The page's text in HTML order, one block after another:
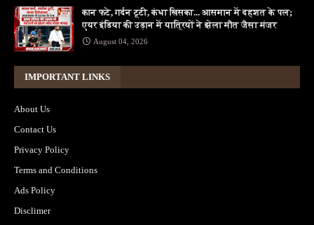
कान फटे, गर्दन टूटी, कंधा खिसका... आसमान में दहशत के पल;
एयर इंडिया की उड़ान में यात्रियों ने झेला मौत जैसा मंजर
August 04, 2026
IMPORTANT LINKS
About Us
Contact Us
Privacy Policy
Terms and Conditions
Ads Policy
Disclimer